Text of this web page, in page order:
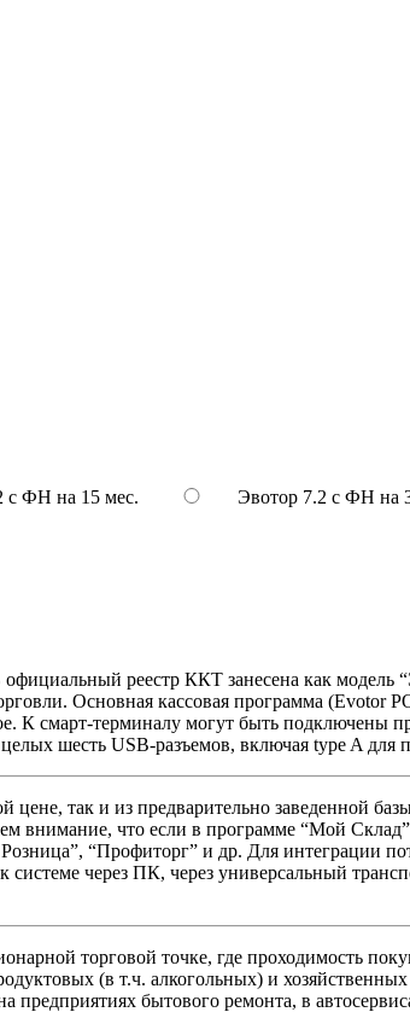
с ФН на 15 мес. Эвотор 7.2 с ФН на
реестр ККТ занесена как
Основная кассовая программа (Evotor
К смарт-терминалу могут быть подключены
шесть USB-разъемов, включая type A
так и из предварительно заведенной
внимание, что если в программе “Мой
“Профиторг” и др. Для интеграции
через ПК, через универсальный
торговой точке, где проходимость
(в т.ч. алкогольных) и
предприятиях бытового ремонта, в